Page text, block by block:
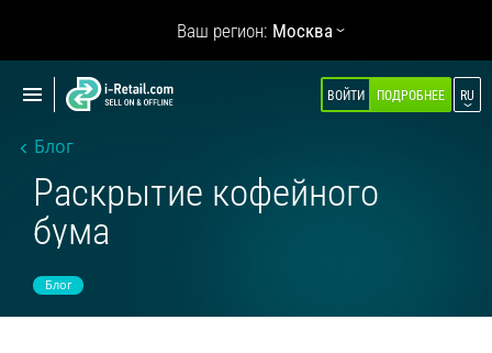
Ваш регион: Москва
Показать
навигацию
ВОЙТИ ПОДРОБНЕЕ RU
навигацию
О КОМПАНИИ
ПРОДУКТЫ
САМООБСЛУЖИВАНИЕ
Робокиоск (ХИТ)
Вендинг
Мульти корнеры
Блог
Раскрытие кофейного
бума
Блог